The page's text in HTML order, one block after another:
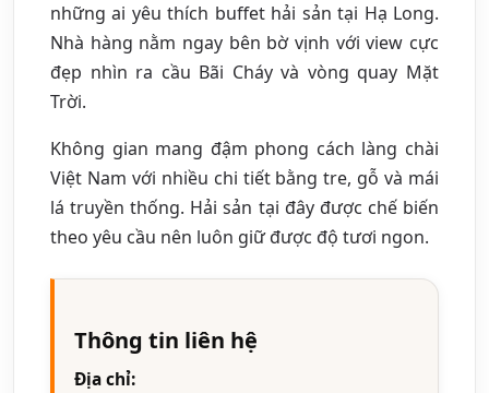
những ai yêu thích buffet hải sản tại Hạ Long.
Nhà hàng nằm ngay bên bờ vịnh với view cực
đẹp nhìn ra cầu Bãi Cháy và vòng quay Mặt
Trời.
Không gian mang đậm phong cách làng chài
Việt Nam với nhiều chi tiết bằng tre, gỗ và mái
lá truyền thống. Hải sản tại đây được chế biến
theo yêu cầu nên luôn giữ được độ tươi ngon.
Thông tin liên hệ
Địa chỉ: